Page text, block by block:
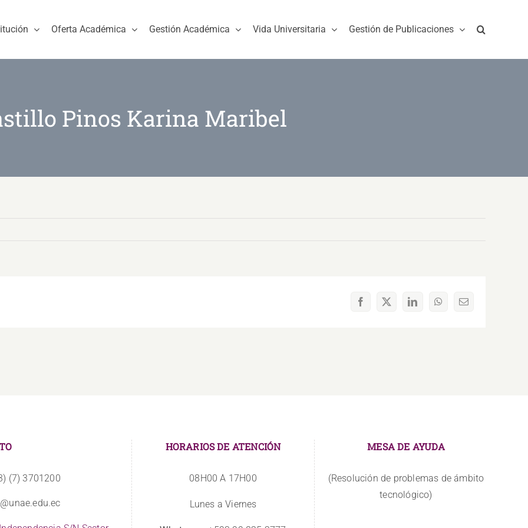
Oferta Académica Gestión Académica Vida Universitaria Gestión de Publicaciones
Pinos Karina Maribel
Facebook
X LinkedInWhatsAppCorreo
(7) 3701200
HORARIOS DE ATENCIÓN
08H00 A 17H00
Lunes a Viernes
MESA DE AYUDA
(Resolución de problemas de ámbito
tecnológico)